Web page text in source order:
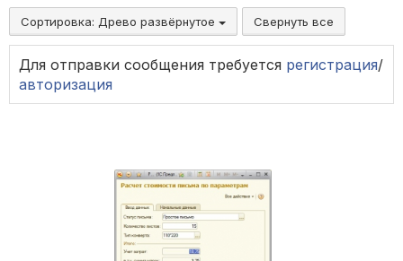
Сортировка: Древо развёрнутое Свернуть все
Для отправки сообщения требуется регистрация/
авторизация